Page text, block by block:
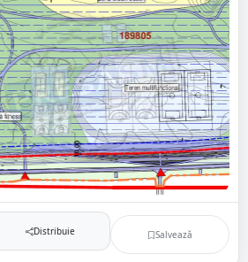
Distribuie Salvează